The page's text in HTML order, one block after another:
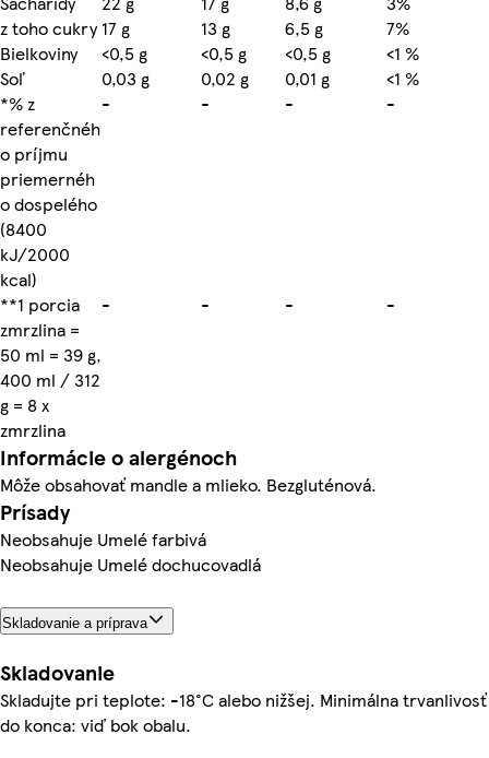
z toho cukry 17 g 13 g 6,5 g
7%
Bielkoviny
<0,5 g <0,5 g <0,5 g
<1 %
Soľ
0,03 g 0,02 g 0,01 g
<1 %
*% z
referenčnéh
o príjmu
priemernéh
o dospelého
(8400
kJ/2000
kcal)
- - - -
**1 porcia
zmrzlina =
50 ml = 39 g,
400 ml / 312
g = 8 x
zmrzlina
- - - -
Informácie o alergénoch
Môže obsahovať mandle a mlieko. Bezgluténová.
Prísady
Neobsahuje Umelé farbivá
Neobsahuje Umelé dochucovadlá
Skladovanie a príprava
Skladovanie
Skladujte pri teplote: -18°C alebo nižšej. Minimálna trvanlivosť
do konca: viď bok obalu.